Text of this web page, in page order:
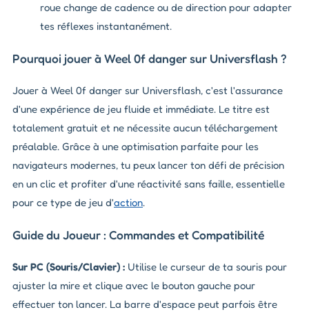
roue change de cadence ou de direction pour adapter
tes réflexes instantanément.
Pourquoi jouer à Weel 0f danger sur Universflash ?
Jouer à Weel 0f danger sur Universflash, c'est l'assurance
d'une expérience de jeu fluide et immédiate. Le titre est
totalement gratuit et ne nécessite aucun téléchargement
préalable. Grâce à une optimisation parfaite pour les
navigateurs modernes, tu peux lancer ton défi de précision
en un clic et profiter d'une réactivité sans faille, essentielle
pour ce type de jeu d'action.
Guide du Joueur : Commandes et Compatibilité
Sur PC (Souris/Clavier) : Utilise le curseur de ta souris pour
ajuster la mire et clique avec le bouton gauche pour
effectuer ton lancer. La barre d'espace peut parfois être